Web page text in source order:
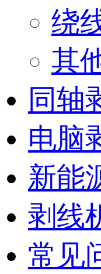
绕
其
同轴
电脑
新能
剥线
常见